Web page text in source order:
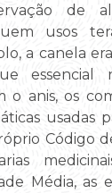
de
usos
a canela
essencial
o anis, os
usadas
Código
Média, as